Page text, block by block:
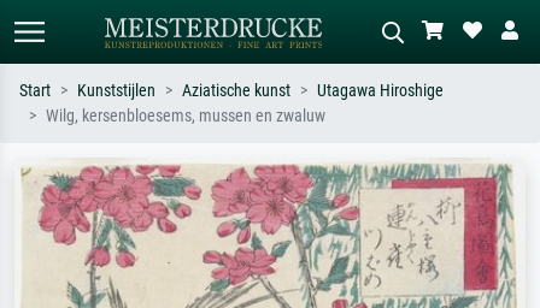
Zoek op kunstenaar, titel of stijl – bijv.
Monet, Sterrennacht, impressionisme,
Hokusai-golf, naakt.
Beschrijf de scène – bijv. groene
weide, abstract met veel rood, donker
olieverfschilderij, staand naakt naast
een boom.
Start Kunststijlen Aziatische kunst
Utagawa Hiroshige
Wilg, kersenbloesems, mussen en zwaluw